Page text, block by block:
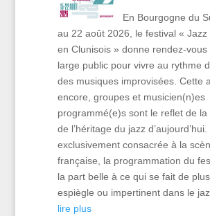
En Bourgogne du
au 22 août 2026, le festival « Jazz
en Clunisois » donne rendez-vous
large public pour vivre au rythme
des musiques improvisées. Cette
encore, groupes et musicien(n)es
programmé(e)s sont le reflet de la
de l’héritage du jazz
exclusivement consacrée à la
française, la programmation du
la part belle à ce qui se fait de
espiègle ou impertinent dans le
lire plus